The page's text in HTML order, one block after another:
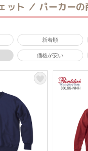
ット ／ パーカー
新着順
価格が安い